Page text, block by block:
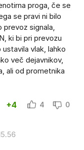
proga, če se
se pravi ni bilo
prevoz signala,
ki bi pri prevozu
vlak, lahko
več dejavnikov,
ali od prometnika
+4 4 0